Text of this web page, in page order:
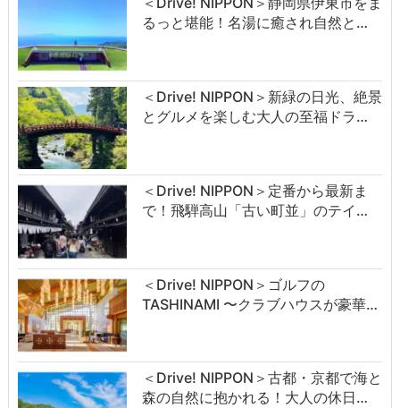
るっと堪能！名湯に癒され自然と…
＜Drive! NIPPON＞新緑の日光、絶景
とグルメを楽しむ大人の至福ドラ…
＜Drive! NIPPON＞定番から最新ま
で！飛騨高山「古い町並」のテイ…
＜Drive! NIPPON＞ゴルフの
TASHINAMI 〜クラブハウスが豪華…
＜Drive! NIPPON＞古都・京都で海と
森の自然に抱かれる！大人の休日…